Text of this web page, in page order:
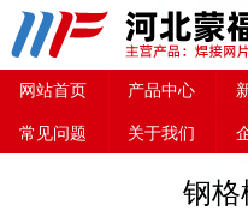
网站首页 产品中心
常见问题 关于我们
钢格